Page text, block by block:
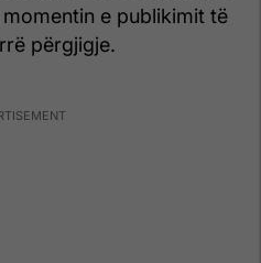
e publikimit të
përgjigje.